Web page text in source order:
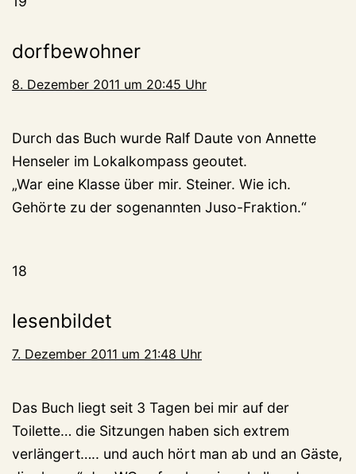
dorfbewohner
8. Dezember 2011 um 20:45 Uhr
Durch das Buch wurde Ralf Daute von Annette
Henseler im Lokalkompass geoutet.
„War eine Klasse über mir. Steiner. Wie ich.
Gehörte zu der sogenannten Juso-Fraktion.“
18
lesenbildet
7. Dezember 2011 um 21:48 Uhr
Das Buch liegt seit 3 Tagen bei mir auf der
Toilette… die Sitzungen haben sich extrem
verlängert….. und auch hört man ab und an Gäste,